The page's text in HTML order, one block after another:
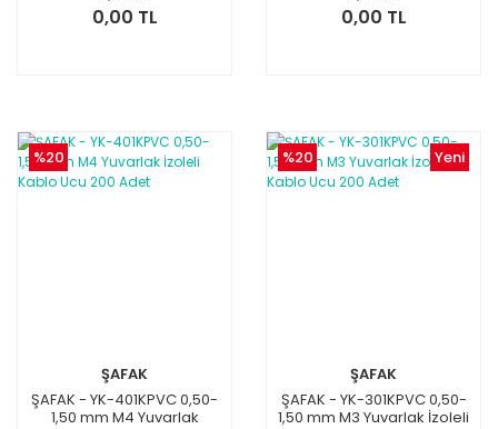
0,00 TL 0,00 TL
%20
ŞAFAK
ŞAFAK - YK-401KPVC 0,50-
1,50 mm M4 Yuvarlak
Yeni
%20
ŞAFAK
ŞAFAK - YK-301KPVC 0,50-
1,50 mm M3 Yuvarlak İzoleli